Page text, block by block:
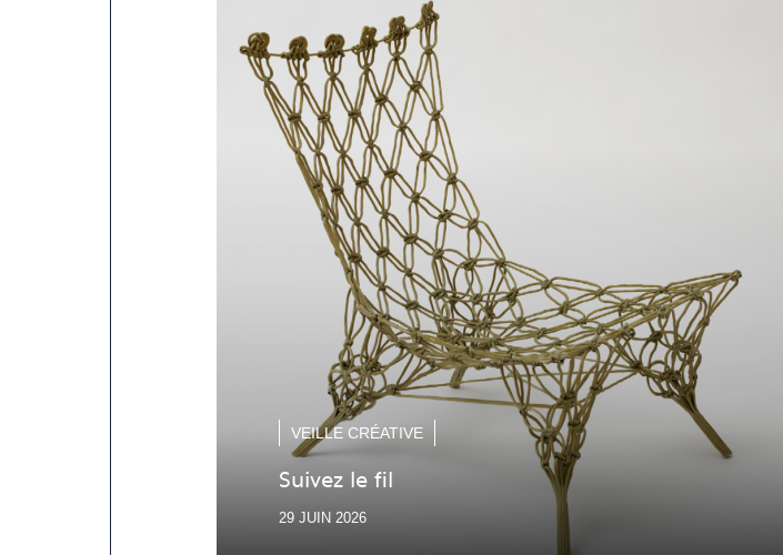
VEILLE CRÉATIVE
Suivez le fil
29 JUIN 2026